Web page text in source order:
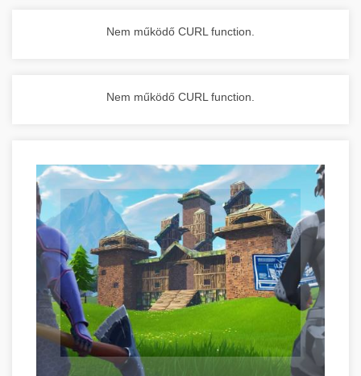
Nem működő CURL function.
Nem működő CURL function.